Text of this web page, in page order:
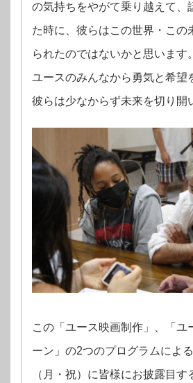
の気持ちをやがて乗り越えて、
た時に、彼らはこの世界・この
られたのではないかと思います
ユースのみんなから勇気と希望
彼らは少なからず未来を切り開
この「ユース映画制作」、「ユ
ーン」の2つのプログラムによ
（月・祝）に皆様にお披露目す